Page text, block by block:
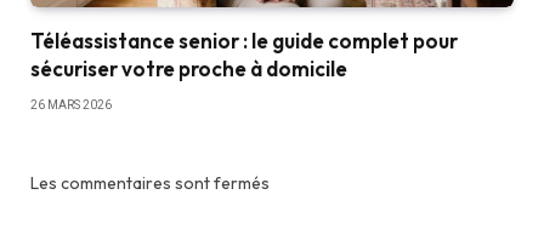
Téléassistance senior : le guide complet pour
sécuriser votre proche à domicile
26 MARS 2026
Les commentaires sont fermés